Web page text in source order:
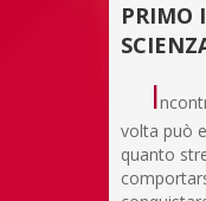
PRIMO
I
volta può
quanto